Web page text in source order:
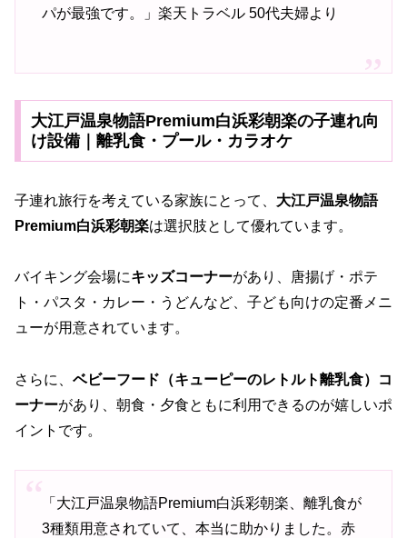
パが最強です。」楽天トラベル 50代夫婦より
大江戸温泉物語Premium白浜彩朝楽の子連れ向
け設備｜離乳食・プール・カラオケ
子連れ旅行を考えている家族にとって、 大江戸温泉物語
Premium白浜彩朝楽は選択肢として優れています。
バイキング会場にキッズコーナーがあり、唐揚げ・ポテ
ト・パスタ・カレー・うどんなど、子ども向けの定番メニ
ューが用意されています。
さらに、 ベビーフード（キューピーのレトルト離乳食）コ
ーナーがあり、朝食・夕食ともに利用できるのが嬉しいポ
イントです。
「大江戸温泉物語Premium白浜彩朝楽、離乳食が
3種類用意されていて、本当に助かりました。赤